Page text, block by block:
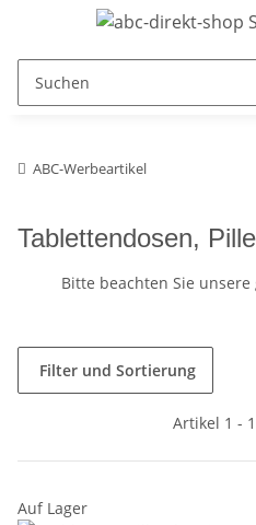
ABC-Werbeartikel
Tablettendosen,
Bitte beachten Sie
Filter und Sortierung
Artikel 1 -
Auf Lager